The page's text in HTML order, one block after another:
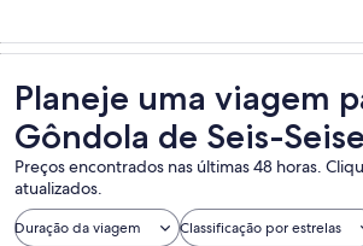
Planeje uma viagem
Gôndola de Seis-
Preços encontrados nas últimas 48 horas.
atualizados.
Duração da viagem Classificação por estrelas